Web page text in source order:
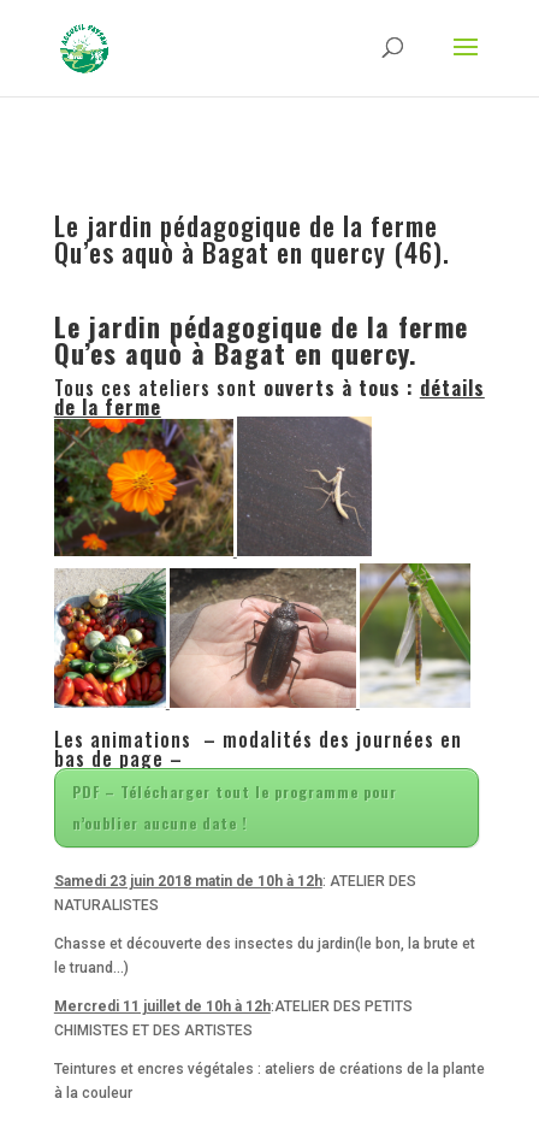
Type-Options Referrer-Policy Permissions-Policy
ga('require', 'GTM-TFCVLFN');
Le jardin pédagogique de la ferme
Qu’es aquò à Bagat en quercy (46).
Le jardin pédagogique de la ferme
Qu’es aquò à Bagat en quercy.
Tous ces ateliers sont ouverts à tous : détails
de la ferme
Les animations – modalités des journées en
bas de page –
PDF – Télécharger tout le programme pour
n’oublier aucune date !
Samedi 23 juin 2018 matin de 10h à 12h: ATELIER DES
NATURALISTES
Chasse et découverte des insectes du jardin(le bon, la brute et
le truand…)
Mercredi 11 juillet de 10h à 12h:ATELIER DES PETITS
CHIMISTES ET DES ARTISTES
Teintures et encres végétales : ateliers de créations de la plante
à la couleur